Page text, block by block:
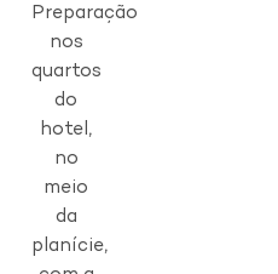
Preparação
nos
quartos
do
hotel,
no
meio
da
planície,